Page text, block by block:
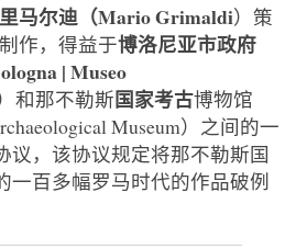
马尔迪（Mario Grimaldi）策
作，得益于博洛尼亚市政府
| Museo
和那不勒斯国家考古博物馆
Museum）之间的一
议，该协议规定将那不勒斯国
一百多幅罗马时代的作品破例